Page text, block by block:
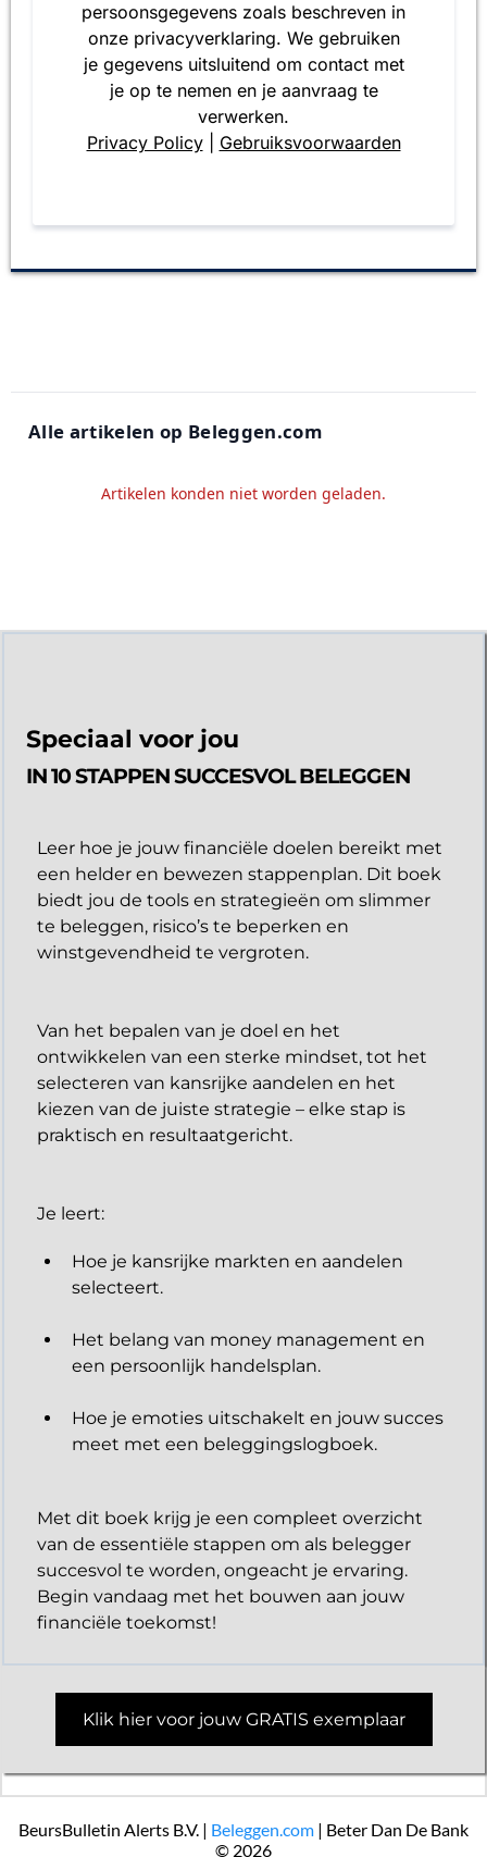
persoonsgegevens zoals beschreven in
onze privacyverklaring. We gebruiken
je gegevens uitsluitend om contact met
je op te nemen en je aanvraag te
verwerken.
Privacy Policy| Gebruiksvoorwaarden
Alle artikelen op Beleggen.com
Artikelen konden niet worden geladen.
Speciaal voor jou
IN 10 STAPPEN SUCCESVOL BELEGGEN
Leer hoe je jouw financiële doelen bereikt met
een helder en bewezen stappenplan. Dit boek
biedt jou de tools en strategieën om slimmer
te beleggen, risico’s te beperken en
winstgevendheid te vergroten.
Van het bepalen van je doel en het
ontwikkelen van een sterke mindset, tot het
selecteren van kansrijke aandelen en het
kiezen van de juiste strategie – elke stap is
praktisch en resultaatgericht.
​Je leert:
Hoe je kansrijke markten en aandelen
selecteert.
Het belang van money management en
een persoonlijk handelsplan.
Hoe je emoties uitschakelt en jouw succes
meet met een beleggingslogboek.
Met dit boek krijg je een compleet overzicht
van de essentiële stappen om als belegger
succesvol te worden, ongeacht je ervaring.
Begin vandaag met het bouwen aan jouw
financiële toekomst!
Klik hier voor jouw GRATIS exemplaar
BeursBulletin Alerts B.V. | Beleggen.com | Beter Dan De Bank
© 2026